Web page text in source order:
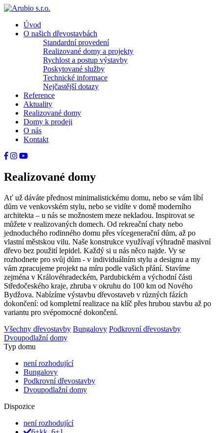
Úvod
O našich dřevostavbách
Standardní provedení
Realizované domy a projekty
Rychlost a postup výstavby
Poskytované služby
Technické informace
Nejčastější dotazy
Reference
Aktuality
Realizované domy
Domy k prodeji
O nás
Kontakt
Realizované domy
Ať už dáváte přednost minimalistickému domu, nebo se vám líbí
dům ve venkovském stylu, nebo se vidíte v domě moderního
architekta – u nás se možnostem meze nekladou. Inspirovat se
můžete v realizovaných domech. Od rekreační chaty nebo
jednoduchého rodinného domu přes vícegenerační dům, až po
vlastní městskou vilu. Naše konstrukce využívají výhradně masivní
dřevo bez použití lepidel. Každý si u nás něco najde. Vy se
rozhodnete pro svůj dům - v individuálním stylu a designu a my
vám zpracujeme projekt na míru podle vašich přání. Stavíme
zejména v Královéhradeckém, Pardubickém a východní části
Středočeského kraje, zhruba v okruhu do 100 km od Nového
Bydžova. Nabízíme výstavbu dřevostaveb v různých fázích
dokončení: od kompletní realizace na klíč přes hrubou stavbu až po
variantu pro svépomocné dokončení.
Všechny dřevostavby Bungalovy Podkrovní dřevostavby
Dvoupodlažní domy
Typ domu
není rozhodující
Bungalovy
Podkrovní dřevostavby
Dvoupodlažní domy
Dispozice
není rozhodující